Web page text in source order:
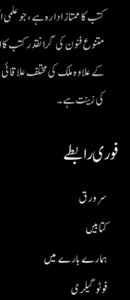
کتب کا ممتاز ادارہ ہے، جو
متنوع فنون کی گرانقدر کتب
کے علاوہ ملک کی مختلف
کی زینت ہے۔
فوری رابطے
فوٹو گیلری
ہمارے بارے میں
کتابیں
سر ورق